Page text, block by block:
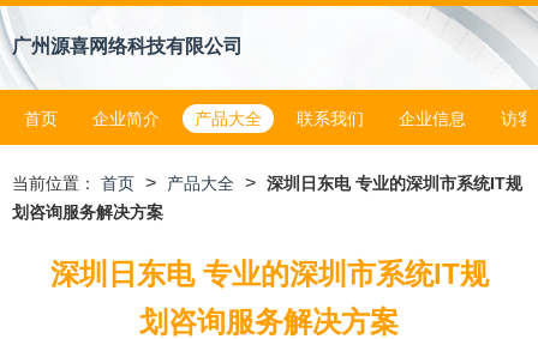
广州源喜网络科技有限公司
首页 企业简介 产品大全 联系我们 企业信息 访客
当前位置： 首页 > 产品大全 > 深圳日东电 专业的深圳市系统IT规
划咨询服务解决方案
深圳日东电 专业的深圳市系统IT规
划咨询服务解决方案